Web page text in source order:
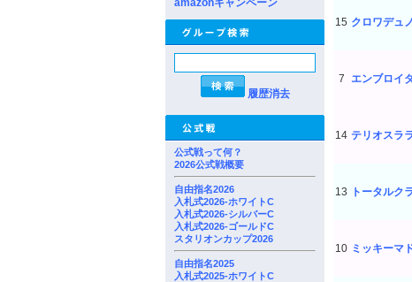
amazonキャンペーン
履歴消去
公式戦って何？
2026公式戦概要
自由指名2026
入札式2026-ホワイトC
入札式2026-シルバーC
入札式2026-ゴールドC
スタリオンカップ2026
自由指名2025
入札式2025-ホワイトC
15 クロワデュ
7 エンブロイ
14 テリオスラ
13 トータルク
10 ミッキーマ